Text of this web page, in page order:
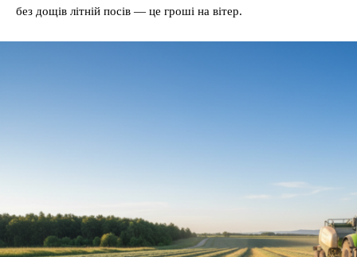
без дощів літній посів — це гроші на вітер.